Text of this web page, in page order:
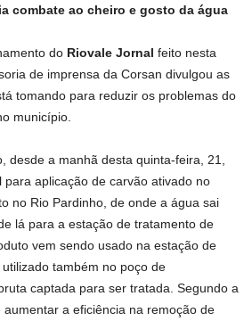
combate ao cheiro e gosto da água
do Riovale Jornal feito nesta
de imprensa da Corsan divulgou as
tomando para reduzir os problemas do
município.
desde a manhã desta quinta-feira, 21,
para aplicação de carvão ativado no
no Rio Pardinho, de onde a água sai
lá para a estação de tratamento de
vem sendo usado na estação de
também no poço de
captada para ser tratada. Segundo a
a eficiência na remoção de